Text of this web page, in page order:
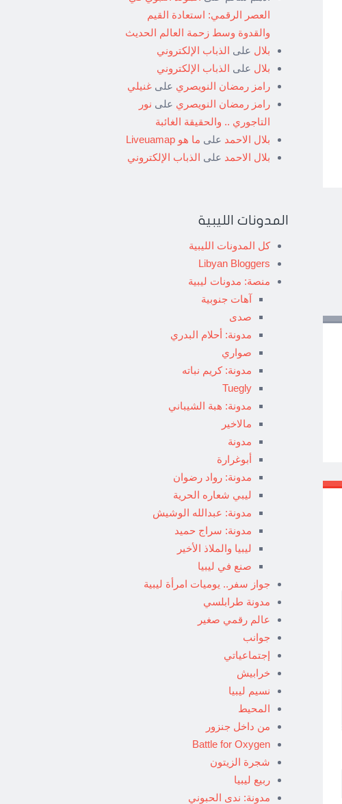
العصر الرقمي: استعادة القيم
والقدوة وسط زحمة العالم الحديث
بلال على الذباب الإلكتروني
بلال على الذباب الإلكتروني
رامز رمضان النويصري على غنيلي
رامز رمضان النويصري على نور
التاجوري .. والحقيقة الغائبة
بلال الاحمد على ما هو Liveuamap
بلال الاحمد على الذباب الإلكتروني
المدونات الليبية
كل المدونات الليبية
Libyan Bloggers
منصة: مدونات ليبية
آهات جنوبية
صدى
مدونة: أحلام البدري
صواري
مدونة: كريم نباته
Tuegly
مدونة: هبة الشيباني
مالاخير
مدونة
أبوغرارة
مدونة: رواد رضوان
ليبي شعاره الحرية
مدونة: عبدالله الوشيش
مدونة: سراج حميد
ليبيا والملاذ الأخير
صنع في ليبيا
جواز سفر.. يوميات امرأة ليبية
مدونة طرابلسي
عالم رقمي صغير
جوانب
إجتماعياتي
خرابيش
نسيم ليبيا
المحيط
من داخل جنزور
Battle for Oxygen
شجرة الزيتون
ربيع ليبيا
مدونة: ندى الحبوني